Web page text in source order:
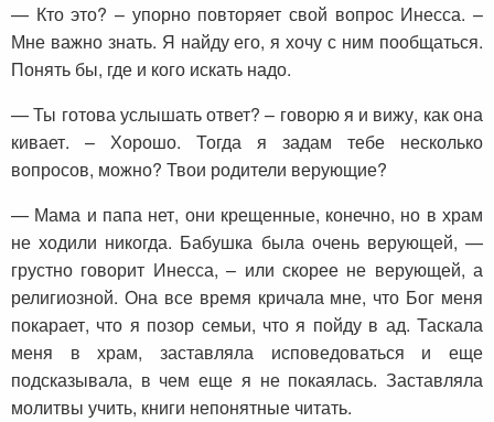
— Кто это? – упорно повторяет свой вопрос Инесса. –
Мне важно знать. Я найду его, я хочу с ним пообщаться.
Понять бы, где и кого искать надо.
— Ты готова услышать ответ? – говорю я и вижу, как она
кивает. – Хорошо. Тогда я задам тебе несколько
вопросов, можно? Твои родители верующие?
— Мама и папа нет, они крещенные, конечно, но в храм
не ходили никогда. Бабушка была очень верующей, —
грустно говорит Инесса, – или скорее не верующей, а
религиозной. Она все время кричала мне, что Бог меня
покарает, что я позор семьи, что я пойду в ад. Таскала
меня в храм, заставляла исповедоваться и еще
подсказывала, в чем еще я не покаялась. Заставляла
молитвы учить, книги непонятные читать.